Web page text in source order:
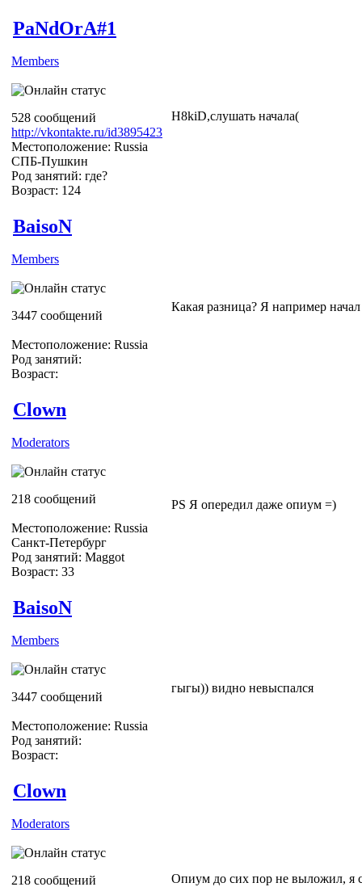
PaNdOrA#1
Members
528 сообщений
http://vkontakte.ru/id3895423
Местоположение: Russia
СПБ-Пушкин
Род занятий: где?
Возраст: 124
H8kiD,слушать начала(
BaisoN
Members
3447 сообщений
Местоположение: Russia
Род занятий:
Возраст:
Какая разница? Я например
Clown
Moderators
218 сообщений
Местоположение: Russia
Санкт-Петербург
Род занятий: Maggot
Возраст: 33
PS Я опередил даже опиум =)
BaisoN
Members
3447 сообщений
Местоположение: Russia
Род занятий:
Возраст:
гыгы)) видно невыспался
Clown
Moderators
218 сообщений Опиум до сих пор не выложил, я